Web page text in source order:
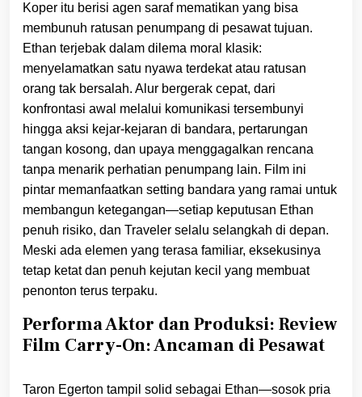
Koper itu berisi agen saraf mematikan yang bisa
membunuh ratusan penumpang di pesawat tujuan.
Ethan terjebak dalam dilema moral klasik:
menyelamatkan satu nyawa terdekat atau ratusan
orang tak bersalah. Alur bergerak cepat, dari
konfrontasi awal melalui komunikasi tersembunyi
hingga aksi kejar-kejaran di bandara, pertarungan
tangan kosong, dan upaya menggagalkan rencana
tanpa menarik perhatian penumpang lain. Film ini
pintar memanfaatkan setting bandara yang ramai untuk
membangun ketegangan—setiap keputusan Ethan
penuh risiko, dan Traveler selalu selangkah di depan.
Meski ada elemen yang terasa familiar, eksekusinya
tetap ketat dan penuh kejutan kecil yang membuat
penonton terus terpaku.
Performa Aktor dan Produksi: Review
Film Carry-On: Ancaman di Pesawat
Taron Egerton tampil solid sebagai Ethan—sosok pria